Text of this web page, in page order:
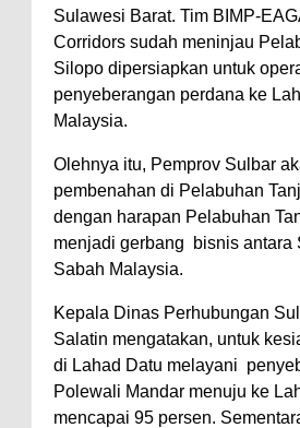
Sulawesi Barat. Tim BIMP-
Corridors sudah meninjau
Silopo dipersiapkan untuk
penyeberangan perdana ke
Malaysia.
Olehnya itu, Pemprov Sulbar
pembenahan di Pelabuhan
dengan harapan Pelabuhan
menjadi gerbang bisnis antara
Sabah Malaysia.
Kepala Dinas Perhubungan
Salatin mengatakan, untuk
di Lahad Datu melayani
Polewali Mandar menuju ke
mencapai 95 persen.